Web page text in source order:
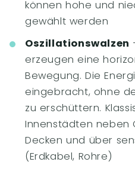
können hohe und
gewählt werden
Oszillationswalzen
erzeugen eine
Bewegung. Die
eingebracht, ohne
zu erschüttern.
Innenstädten neben
Decken und über
(Erdkabel, Rohre)